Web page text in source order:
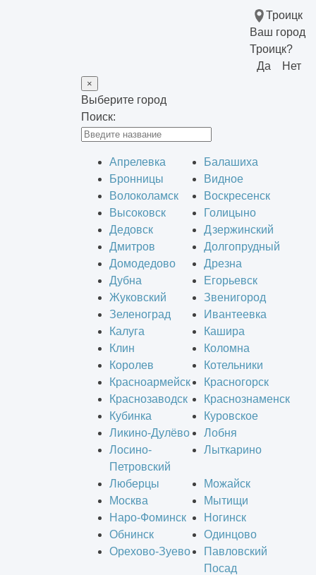
Троицк
Ваш город
Троицк?
Да
Нет
×
Выберите город
Поиск:
Апрелевка
Балашиха
Бронницы
Видное
Волоколамск
Воскресенск
Высоковск
Голицыно
Дедовск
Дзержинский
Дмитров
Долгопрудный
Домодедово
Дрезна
Дубна
Егорьевск
Жуковский
Звенигород
Зеленоград
Ивантеевка
Калуга
Кашира
Клин
Коломна
Королев
Котельники
Красноармейск
Красногорск
Краснозаводск
Краснознаменск
Кубинка
Куровское
Ликино-Дулёво
Лобня
Лосино-
Петровский
Лыткарино
Люберцы
Можайск
Москва
Мытищи
Наро-Фоминск
Ногинск
Обнинск
Одинцово
Орехово-Зуево
Павловский
Посад